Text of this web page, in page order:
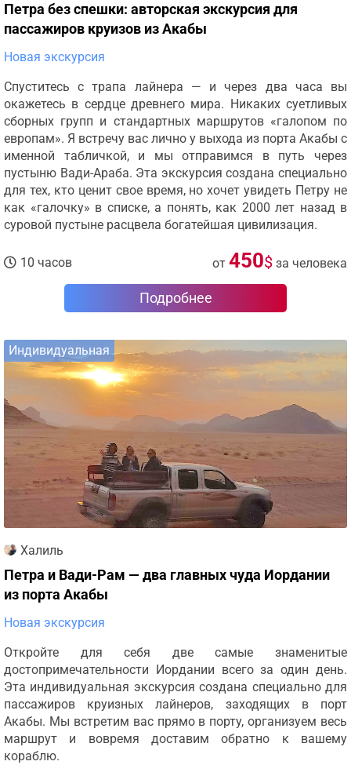
Петра без спешки: авторская экскурсия для
пассажиров круизов из Акабы
Новая экскурсия
Спуститесь с трапа лайнера — и через два часа вы
окажетесь в сердце древнего мира. Никаких суетливых
сборных групп и стандартных маршрутов «галопом по
европам». Я встречу вас лично у выхода из порта Акабы с
именной табличкой, и мы отправимся в путь через
пустыню Вади-Араба. Эта экскурсия создана специально
для тех, кто ценит свое время, но хочет увидеть Петру не
как «галочку» в списке, а понять, как 2000 лет назад в
суровой пустыне расцвела богатейшая цивилизация.
10 часов от 450$ за человека
Подробнее
Индивидуальная
Халиль
Петра и Вади-Рам — два главных чуда Иордании
из порта Акабы
Новая экскурсия
Откройте для себя две самые знаменитые
достопримечательности Иордании всего за один день.
Эта индивидуальная экскурсия создана специально для
пассажиров круизных лайнеров, заходящих в порт
Акабы. Мы встретим вас прямо в порту, организуем весь
маршрут и вовремя доставим обратно к вашему
кораблю.